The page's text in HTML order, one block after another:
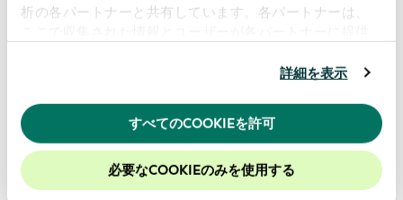
析の各パートナーと共有しています。各パートナーは、
用したときに収集した他の情報を組み合わせて使用する
ッキーに同意したことになります。
当社のウェブサイトでのエクスペリエンスを向上させる
ために、Cookieを有効にしておくことをお勧めします。
詳細を表示
すべてのCOOKIEを許可
必要なCOOKIEのみを使用する
コンサルタントになる前は、カナダ証券保管所（CDS）
バターリル氏は過去40年にわたり資本市場分野で活躍し
ており、特にポストトレード分野に注力してきました。
ウェスタン・オンタリオ大学で経済学の学士号を取得し
ています。カナダ国籍を有し、過去20年間は南米のコロ